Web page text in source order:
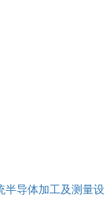
半导体加工及测量设